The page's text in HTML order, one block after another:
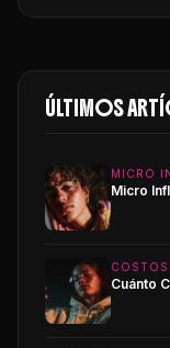
ÚLTIMOS
MICRO
Micro
COSTOS
Cuánto